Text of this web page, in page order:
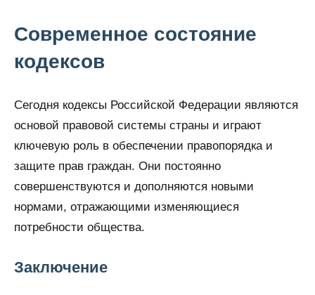
Современное состояние
кодексов
Сегодня кодексы Российской Федерации являются
основой правовой системы страны и играют
ключевую роль в обеспечении правопорядка и
защите прав граждан. Они постоянно
совершенствуются и дополняются новыми
нормами, отражающими изменяющиеся
потребности общества.
Заключение